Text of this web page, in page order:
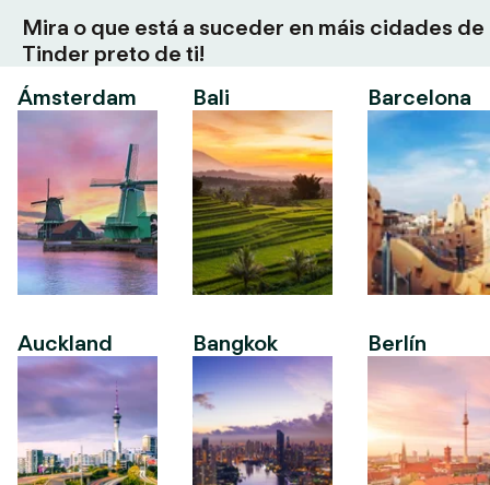
Mira o que está a suceder en máis cidades de
Tinder preto de ti!
Ámsterdam
Auckland
Bali
Bangkok
Barcelona
Berlín